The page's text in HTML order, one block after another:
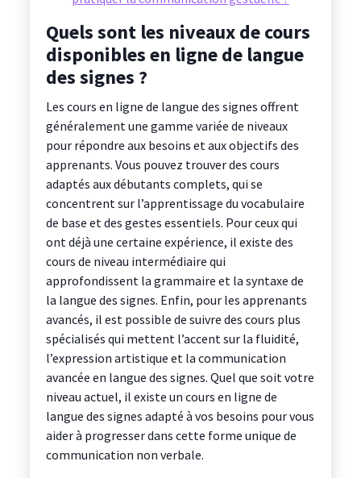
Quels sont les niveaux de cours
disponibles en ligne de langue
des signes ?
Les cours en ligne de langue des signes offrent
généralement une gamme variée de niveaux
pour répondre aux besoins et aux objectifs des
apprenants. Vous pouvez trouver des cours
adaptés aux débutants complets, qui se
concentrent sur l’apprentissage du vocabulaire
de base et des gestes essentiels. Pour ceux qui
ont déjà une certaine expérience, il existe des
cours de niveau intermédiaire qui
approfondissent la grammaire et la syntaxe de
la langue des signes. Enfin, pour les apprenants
avancés, il est possible de suivre des cours plus
spécialisés qui mettent l’accent sur la fluidité,
l’expression artistique et la communication
avancée en langue des signes. Quel que soit votre
niveau actuel, il existe un cours en ligne de
langue des signes adapté à vos besoins pour vous
aider à progresser dans cette forme unique de
communication non verbale.